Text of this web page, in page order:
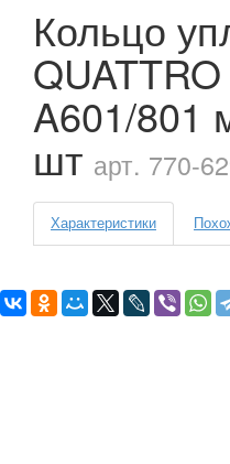
Кольцо
A601/801
шт арт. 770-
Характеристики